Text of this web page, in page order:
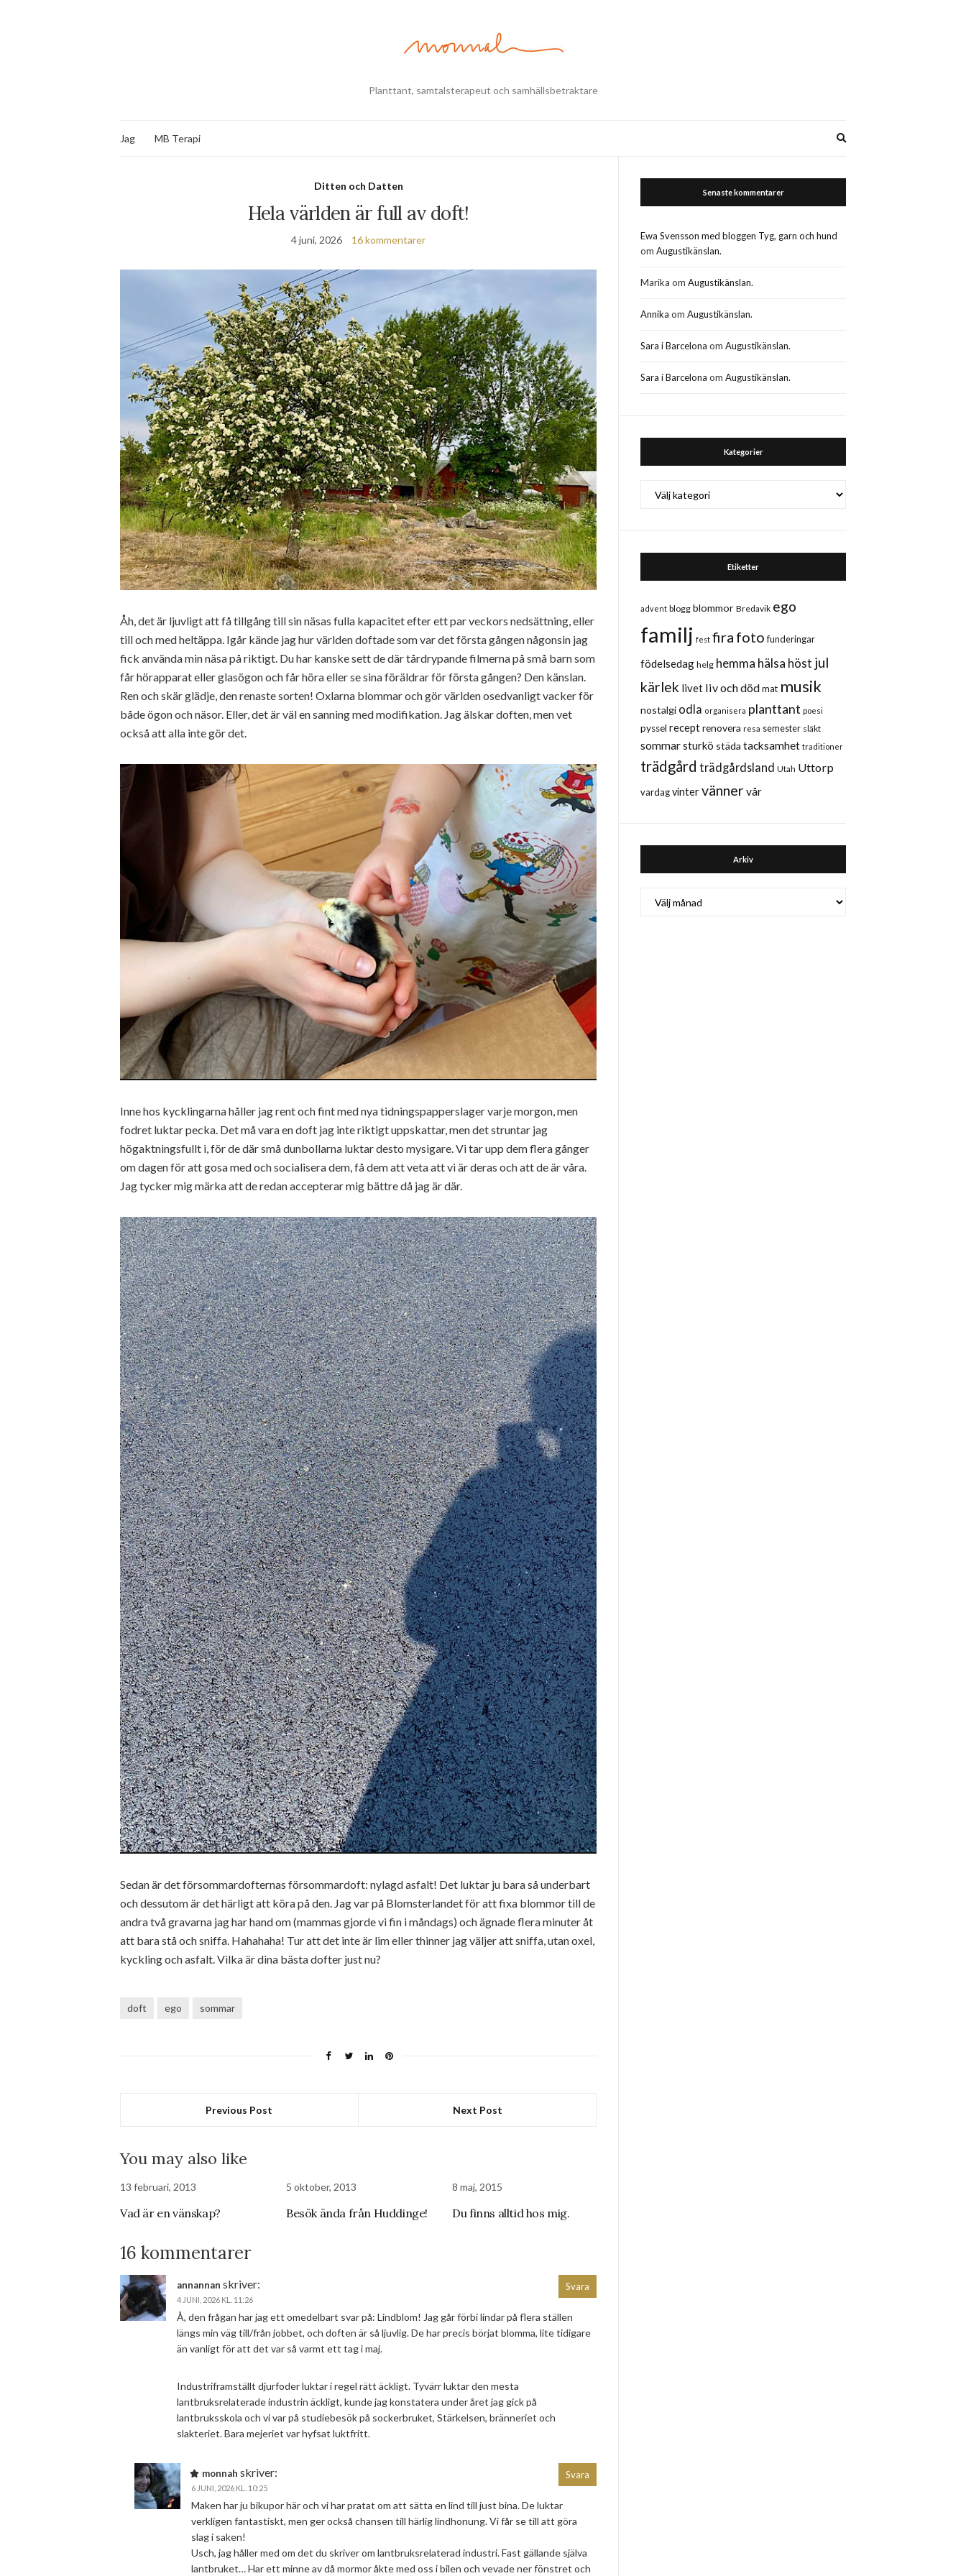
Planttant, samtalsterapeut och samhällsbetraktare
Jag MB Terapi
Ditten och Datten
Hela världen är full av doft!
4 juni, 2026 16 kommentarer
Åh, det är ljuvligt att få tillgång till sin näsas fulla kapacitet efter ett par veckors nedsättning, eller
till och med heltäppa. Igår kände jag hur världen doftade som var det första gången någonsin jag
fick använda min näsa på riktigt. Du har kanske sett de där tårdrypande filmerna på små barn som
får hörapparat eller glasögon och får höra eller se sina föräldrar för första gången? Den känslan.
Ren och skär glädje, den renaste sorten! Oxlarna blommar och gör världen osedvanligt vacker för
både ögon och näsor. Eller, det är väl en sanning med modifikation. Jag älskar doften, men vet
också att alla inte gör det.
Inne hos kycklingarna håller jag rent och fint med nya tidningspapperslager varje morgon, men
fodret luktar pecka. Det må vara en doft jag inte riktigt uppskattar, men det struntar jag
högaktningsfullt i, för de där små dunbollarna luktar desto mysigare. Vi tar upp dem flera gånger
om dagen för att gosa med och socialisera dem, få dem att veta att vi är deras och att de är våra.
Jag tycker mig märka att de redan accepterar mig bättre då jag är där.
Sedan är det försommardofternas försommardoft: nylagd asfalt! Det luktar ju bara så underbart
och dessutom är det härligt att köra på den. Jag var på Blomsterlandet för att fixa blommor till de
andra två gravarna jag har hand om (mammas gjorde vi fin i måndags) och ägnade flera minuter åt
att bara stå och sniffa. Hahahaha! Tur att det inte är lim eller thinner jag väljer att sniffa, utan oxel,
kyckling och asfalt. Vilka är dina bästa dofter just nu?
doft ego sommar
Previous Post Next Post
You may also like
13 februari, 2013
Vad är en vänskap?
5 oktober, 2013
Besök ända från Huddinge!
8 maj, 2015
Du finns alltid hos mig.
16 kommentarer
annannan skriver:
4 JUNI, 2026 KL. 11:26
Å, den frågan har jag ett omedelbart svar på: Lindblom! Jag går förbi lindar på flera ställen
längs min väg till/från jobbet, och doften är så ljuvlig. De har precis börjat blomma, lite tidigare
än vanligt för att det var så varmt ett tag i maj.
Industriframställt djurfoder luktar i regel rätt äckligt. Tyvärr luktar den mesta
lantbruksrelaterade industrin äckligt, kunde jag konstatera under året jag gick på
lantbruksskola och vi var på studiebesök på sockerbruket, Stärkelsen, bränneriet och
slakteriet. Bara mejeriet var hyfsat luktfritt.
Svara
monnah skriver:
6 JUNI, 2026 KL. 10:25
Maken har ju bikupor här och vi har pratat om att sätta en lind till just bina. De luktar
verkligen fantastiskt, men ger också chansen till härlig lindhonung. Vi får se till att göra
slag i saken!
Usch, jag håller med om det du skriver om lantbruksrelaterad industri. Fast gällande själva
lantbruket… Har ett minne av då mormor åkte med oss i bilen och vevade ner fönstret och
Svara
Senaste kommentarer
Ewa Svensson med bloggen Tyg, garn och hund
omAugustikänslan.
Marika omAugustikänslan.
Annika omAugustikänslan.
Sara i Barcelona omAugustikänslan.
Sara i Barcelona omAugustikänslan.
Kategorier
Etiketter
advent blogg blommor Bredavik ego
familj fest fira foto funderingar
födelsedag helg hemma hälsa höst jul
kärlek livet liv och död mat musik
nostalgi odla organisera planttant poesi
pyssel receptrenovera resa semester släkt
sommarsturkö städa tacksamhet traditioner
trädgård trädgårdsland Utah Uttorp
vardag vintervänner vår
Arkiv